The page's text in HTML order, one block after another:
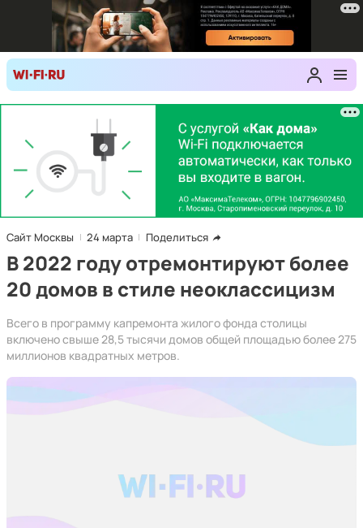
Сайт Москвы 24 марта Поделиться
В 2022 году отремонтируют более
20 домов в стиле неоклассицизм
Всего в программу капремонта жилого фонда столицы
включено свыше 28,5 тысячи домов общей площадью более 275
миллионов квадратных метров.